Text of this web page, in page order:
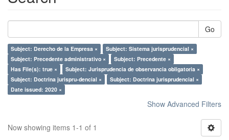
Go
Subject: Derecho de la Empresa ×
Subject: Sistema jurisprudencial ×
Subject: Precedente administrativo ×
Subject: Precedente ×
Has File(s): true ×
Subject: Jurisprudencia de observancia obligatoria ×
Subject: Doctrina jurispru-dencial ×
Subject: Doctrina jurisprudencial ×
Date issued: 2020 ×
Show Advanced Filters
Now showing items 1-1 of 1